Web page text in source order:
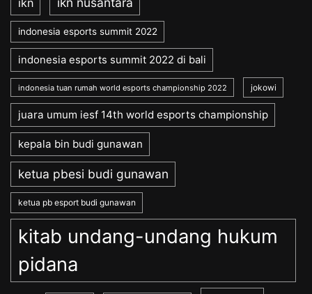
indonesia esports summit 2022
indonesia esports summit 2022 di bali
indonesia tuan rumah world esports championship 2022 jokowi
juara umum iesf 14th world esports championship
kepala bin budi gunawan
ketua pbesi budi gunawan
ketua pb esport budi gunawan
kitab undang-undang hukum
pidana